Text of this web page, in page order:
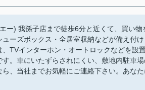
ー) 我孫子店まで徒歩6分と近くて、買い物
ーズボックス・全居室収納などが備え付け
TVインターホン・オートロックなどを設
。車にいたずらされにくい、敷地内駐車
、当社までお気軽にご連絡下さい。あなた